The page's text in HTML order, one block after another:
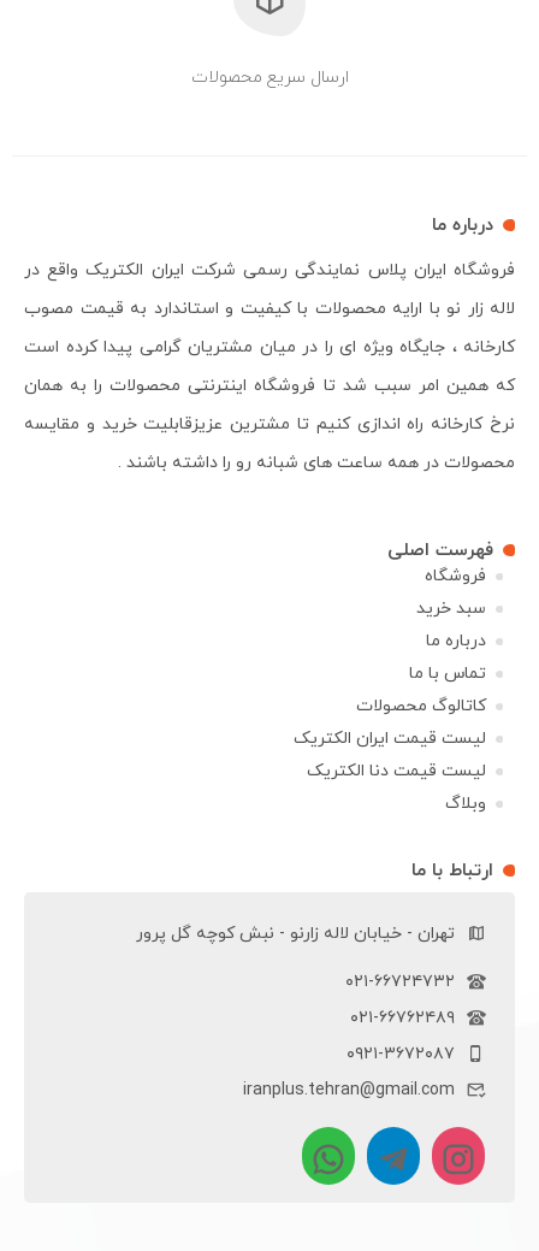
ارسال سریع محصولات
درباره ما
فروشگاه ایران پلاس نمایندگی رسمی شرکت ایران الکتریک واقع در
لاله زار نو با ارایه محصولات با کیفیت و استاندارد به قیمت مصوب
کارخانه ، جایگاه ویژه ای را در میان مشتریان گرامی پیدا کرده است
که همین امر سبب شد تا فروشگاه اینترنتی محصولات را به همان
نرخ کارخانه راه اندازی کنیم تا مشترین عزیزقابلیت خرید و مقایسه
محصولات در همه ساعت های شبانه رو را داشته باشند .
فهرست اصلی
فروشگاه
سبد خرید
درباره ما
تماس با ما
کاتالوگ محصولات
لیست قیمت ایران الکتریک
لیست قیمت دنا الکتریک
وبلاگ
ارتباط با ما
تهران - خیابان لاله زارنو - نبش کوچه گل پرور
۰۲۱-۶۶۷۲۴۷۳۲
۰۲۱-۶۶۷۶۲۴۸۹
۰۹۲۱-۳۶۷۲۰۸۷
iranplus.tehran@gmail.com